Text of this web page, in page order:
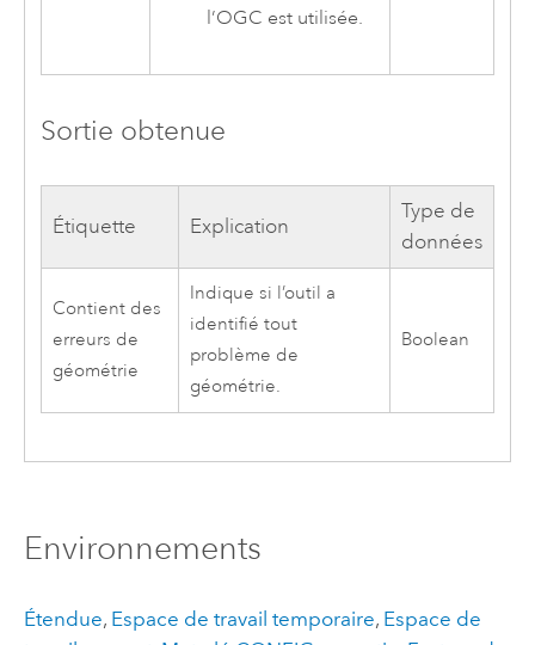
l’OGC est utilisée.
Sortie obtenue
Étiquette Explication
Type de
données
Contient des
erreurs de
géométrie
Indique si l’outil a
identifié tout
problème de
géométrie.
Boolean
Environnements
Étendue, Espace de travail temporaire, Espace de